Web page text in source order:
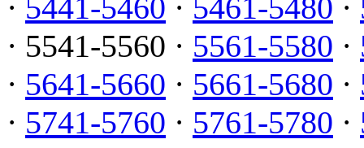
· 5441-5460 · 5461-5480 ·
· 5541-5560 · 5561-5580 ·
· 5641-5660 · 5661-5680 ·
· 5741-5760 · 5761-5780 ·